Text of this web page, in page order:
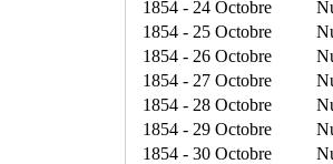
1854 - 24 Octobre
1854 - 25 Octobre
1854 - 26 Octobre
1854 - 27 Octobre
1854 - 28 Octobre
1854 - 29 Octobre
1854 - 30 Octobre